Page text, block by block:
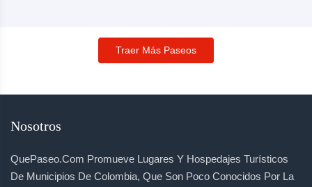
Traer Más Paseos
Nosotros
QuePaseo.com Promueve Lugares Y Hospedajes Turísticos
De Municipios De Colombia, Que Son Poco Conocidos Por La